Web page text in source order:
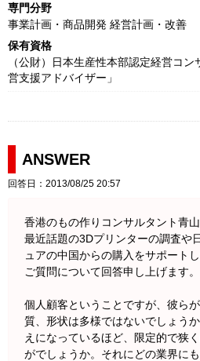
専門分野
事業計画・商品開発 経営計画・改善
保有資格
（公財）日本生産性本部認定経営
営支援アドバイザー」
ANSWER
回答日：2013/08/25 20:57
香港のもの作りコンサルタント青山
最近話題の3Dプリンターの調査や
ュアの中国からの購入をサポート
ご質問について回答申し上げます。
個人顧客ということですが、彼ら
質、形状は多様ではないでしょう
えになっているほど、限定的で狭
がでしょうか。それにどの業界に